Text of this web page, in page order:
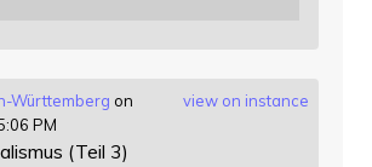
view on instance
Württemberg on
PM
(Teil 3)